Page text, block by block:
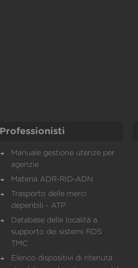
Professionisti
Manuale gestione utenze per
agenzie
Materia ADR-RID-ADN
Trasporto delle merci
deperibili - ATP
Database delle località a
supporto dei sistemi RDS
TMC
Elenco dispositivi di ritenuta